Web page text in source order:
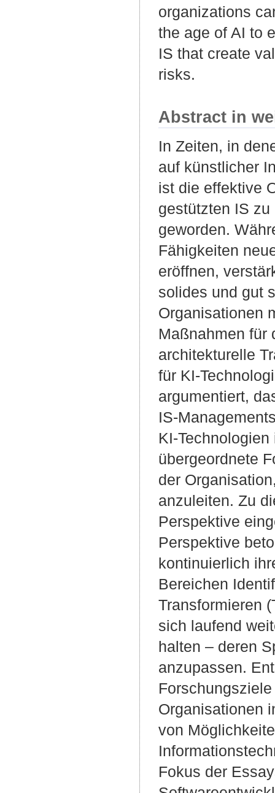
organizations
the age of AI to
IS that create
risks.
Abstract in
In Zeiten, in
auf künstlicher
ist die effektive
gestützten IS
geworden.
Fähigkeiten
eröffnen,
solides und gut
Organisationen
Maßnahmen für
architekturelle
für KI-
argumentiert,
IS-
KI-
übergeordnete
der
anzuleiten. Zu
Perspektive
Perspektive
kontinuierlich
Bereichen
Transformieren
sich laufend
halten – deren
anzupassen.
Organisationen
von
Fokus der